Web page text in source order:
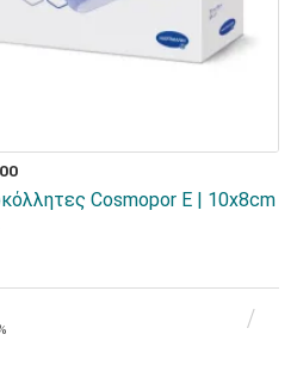
Cosmopor Ε | 10x8cm